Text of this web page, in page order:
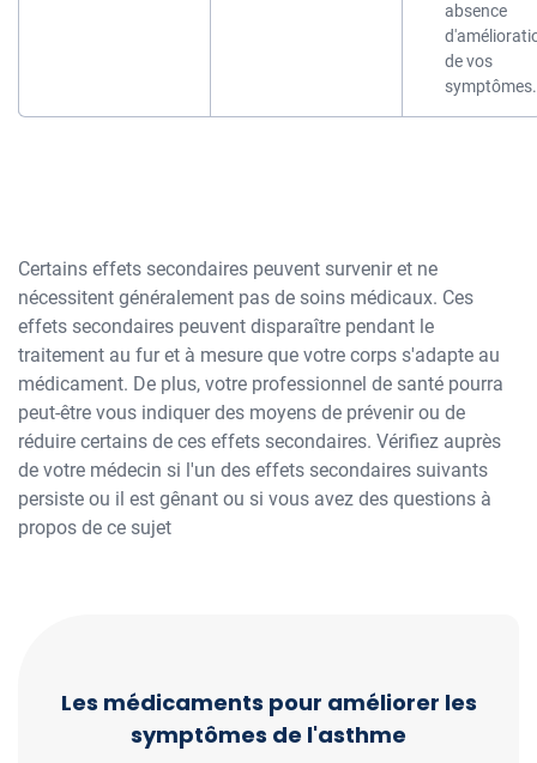
absence
de vos
symptômes.
Certains effets secondaires peuvent survenir et ne
nécessitent généralement pas de soins médicaux. Ces
effets secondaires peuvent disparaître pendant le
traitement au fur et à mesure que votre corps s'adapte au
médicament. De plus, votre professionnel de santé pourra
peut-être vous indiquer des moyens de prévenir ou de
réduire certains de ces effets secondaires. Vérifiez auprès
de votre médecin si l'un des effets secondaires suivants
persiste ou il est gênant ou si vous avez des questions à
propos de ce sujet
Les médicaments pour améliorer les
symptômes de l'asthme